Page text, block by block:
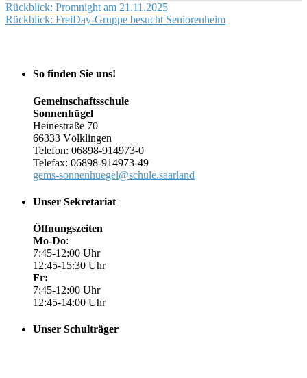
Beitragsnavigation
Rückblick: Promnight am 21.11.2025
Rückblick: FreiDay-Gruppe besucht Seniorenheim
So finden Sie uns!
Gemeinschaftsschule
Sonnenhügel
Heinestraße 70
66333 Völklingen
Telefon: 06898-914973-0
Telefax: 06898-914973-49
gems-sonnenhuegel@schule.saarland
Unser Sekretariat
Öffnungszeiten
Mo-Do:
7:45-12:00 Uhr
12:45-15:30 Uhr
Fr:
7:45-12:00 Uhr
12:45-14:00 Uhr
Unser Schulträger